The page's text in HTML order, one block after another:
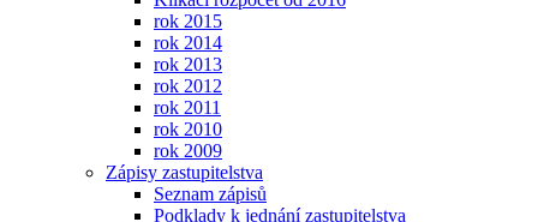
rok 2015
rok 2014
rok 2013
rok 2012
rok 2011
rok 2010
rok 2009
Zápisy zastupitelstva
Seznam zápisů
Podklady k jednání zastupitelstva